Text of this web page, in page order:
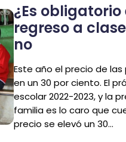
¿Es
regreso a
no
Este año el precio de
en un 30 por ciento. El
escolar 2022-2023, y la
familia es lo caro que
precio se elevó un 30…